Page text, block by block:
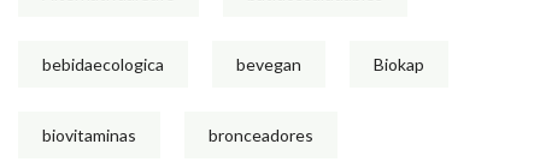
bebidaecologica bevegan Biokap
biovitaminas bronceadores